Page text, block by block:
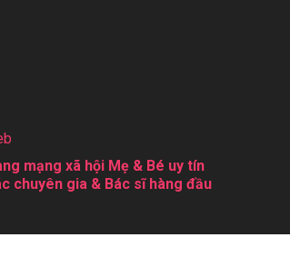
mạng xã hội Mẹ & Bé uy tín
chuyên gia & Bác sĩ hàng đầu